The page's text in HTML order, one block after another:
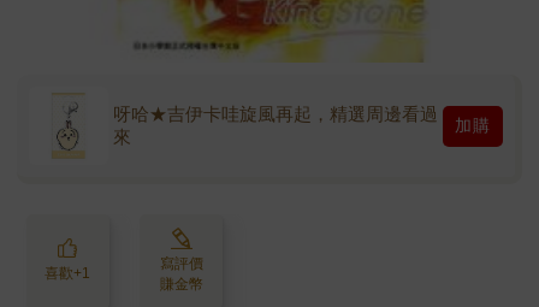
呀哈★吉伊卡哇旋風再起，精選周邊看過
來
加購
喜歡+1
寫評價
賺金幣